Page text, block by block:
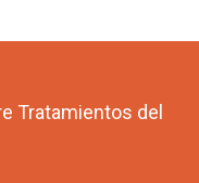
Tratamientos del